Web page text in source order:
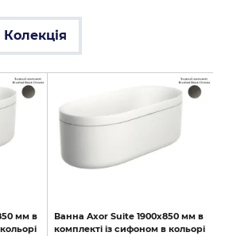
Колекція
мм в
кольорі
Ванна Axor Suite 1900x850 мм в
комплекті із сифоном в кольорі